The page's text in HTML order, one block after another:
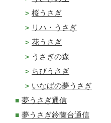
桜うさぎ
リハ・うさぎ
花うさぎ
うさぎの森
ちびうさぎ
いなばの夢うさぎ
夢うさぎ通信
夢うさぎ鈴蘭台通信